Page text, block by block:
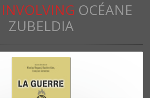
INVOLVING OCÉANE
ZUBELDIA